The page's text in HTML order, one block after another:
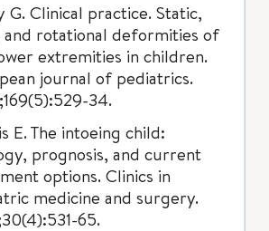
G. Clinical practice. Static,
and rotational deformities of
extremities in children.
journal of pediatrics.
34.
E. The intoeing child:
prognosis, and current
options. Clinics in
medicine and surgery.
65.